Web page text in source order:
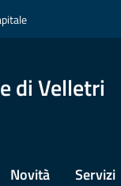
di Velletri
Novità Servizi